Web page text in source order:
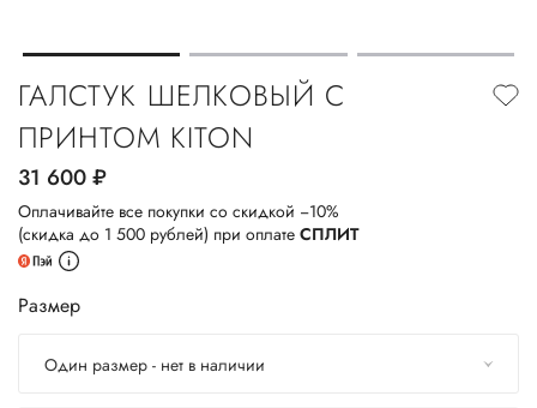
ГАЛСТУК ШЕЛКОВЫЙ С
ПРИНТОМ KITON
31 600руб.
Оплачивайте все покупки со скидкой −10%
(скидка до 1 500 рублей) при оплате СПЛИТ
Размер
Один размер - нет в наличии